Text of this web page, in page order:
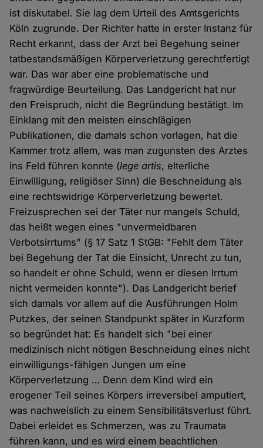
ist diskutabel. Sie lag dem Urteil des Amtsgerichts
Köln zugrunde. Der Richter hatte in erster Instanz für
Recht erkannt, dass der Arzt bei Begehung seiner
tatbestandsmäßigen Körperverletzung gerechtfertigt
war. Das war aber eine problematische und
fragwürdige Beurteilung. Das Landgericht hat nur
den Freispruch, nicht die Begründung bestätigt. Im
Einklang mit den meisten einschlägigen
Publikationen, die damals schon vorlagen, hat die
Kammer trotz allem, was man zugunsten des Arztes
ins Feld führen konnte (lege artis, elterliche
Einwilligung, religiöser Sinn) die Beschneidung als
eine rechtswidrige Körperverletzung bewertet.
Freizusprechen sei der Täter nur mangels Schuld,
das heißt wegen eines "unvermeidbaren
Verbotsirrtums" (§ 17 Satz 1 StGB: "Fehlt dem Täter
bei Begehung der Tat die Einsicht, Unrecht zu tun,
so handelt er ohne Schuld, wenn er diesen Irrtum
nicht vermeiden konnte"). Das Landgericht berief
sich damals vor allem auf die Ausführungen Holm
Putzkes, der seinen Standpunkt später in Kurzform
so begründet hat: Es handelt sich "bei einer
medizinisch nicht nötigen Beschneidung eines nicht
einwilligungs-fähigen Jungen um eine
Körperverletzung … Denn dem Kind wird ein
erogener Teil seines Körpers irreversibel amputiert,
was nachweislich zu einem Sensibilitätsverlust führt.
Dabei erleidet es Schmerzen, was zu Traumata
führen kann, und es wird einem beachtlichen